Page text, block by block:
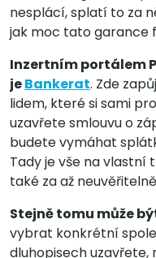
nesplácí, splatí to za
jak moc tato garance
Inzertním portálem
jeBankerat. Zde
lidem, které si sami
uzavřete smlouvu o
budete vymáhat
Tady je vše na vlastní
také za až
Stejně tomu může
vybrat konkrétní
dluhopisech